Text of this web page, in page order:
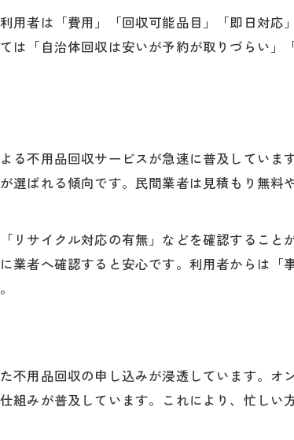
不用品回収を田上町でスムーズに進める秘訣
進める回収方法の実際を解説
用品回収を手間なく進めるための流れ
手間が少ない不用品回収の進め方とは
用品回収のスムーズな段取りを解説
間を省く不用品回収のポイントを紹介
田上町で実践できる不用品回収の効率化術
短に役立つ不用品回収の工夫を解説
用者は「費用」「回収可能品目」「即日対
は「自治体回収は安いが予約が取りづらい
る不用品回収サービスが急速に普及してい
選ばれる傾向です。民間業者は見積もり無
リサイクル対応の有無」などを確認するこ
業者へ確認すると安心です。利用者からは
用品回収の申し込みが浸透しています。オ
組みが普及しています。これにより、忙し